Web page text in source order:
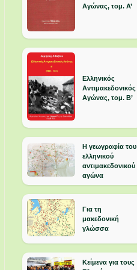
Αγώνας, τομ. Α’
Ελληνικός
Αντιμακεδονικός
Αγώνας, τομ. Β’
Η γεωγραφία του
ελληνικού
αντιμακεδονικού
αγώνα
Για τη
μακεδονική
γλώσσα
Κείμενα για τους